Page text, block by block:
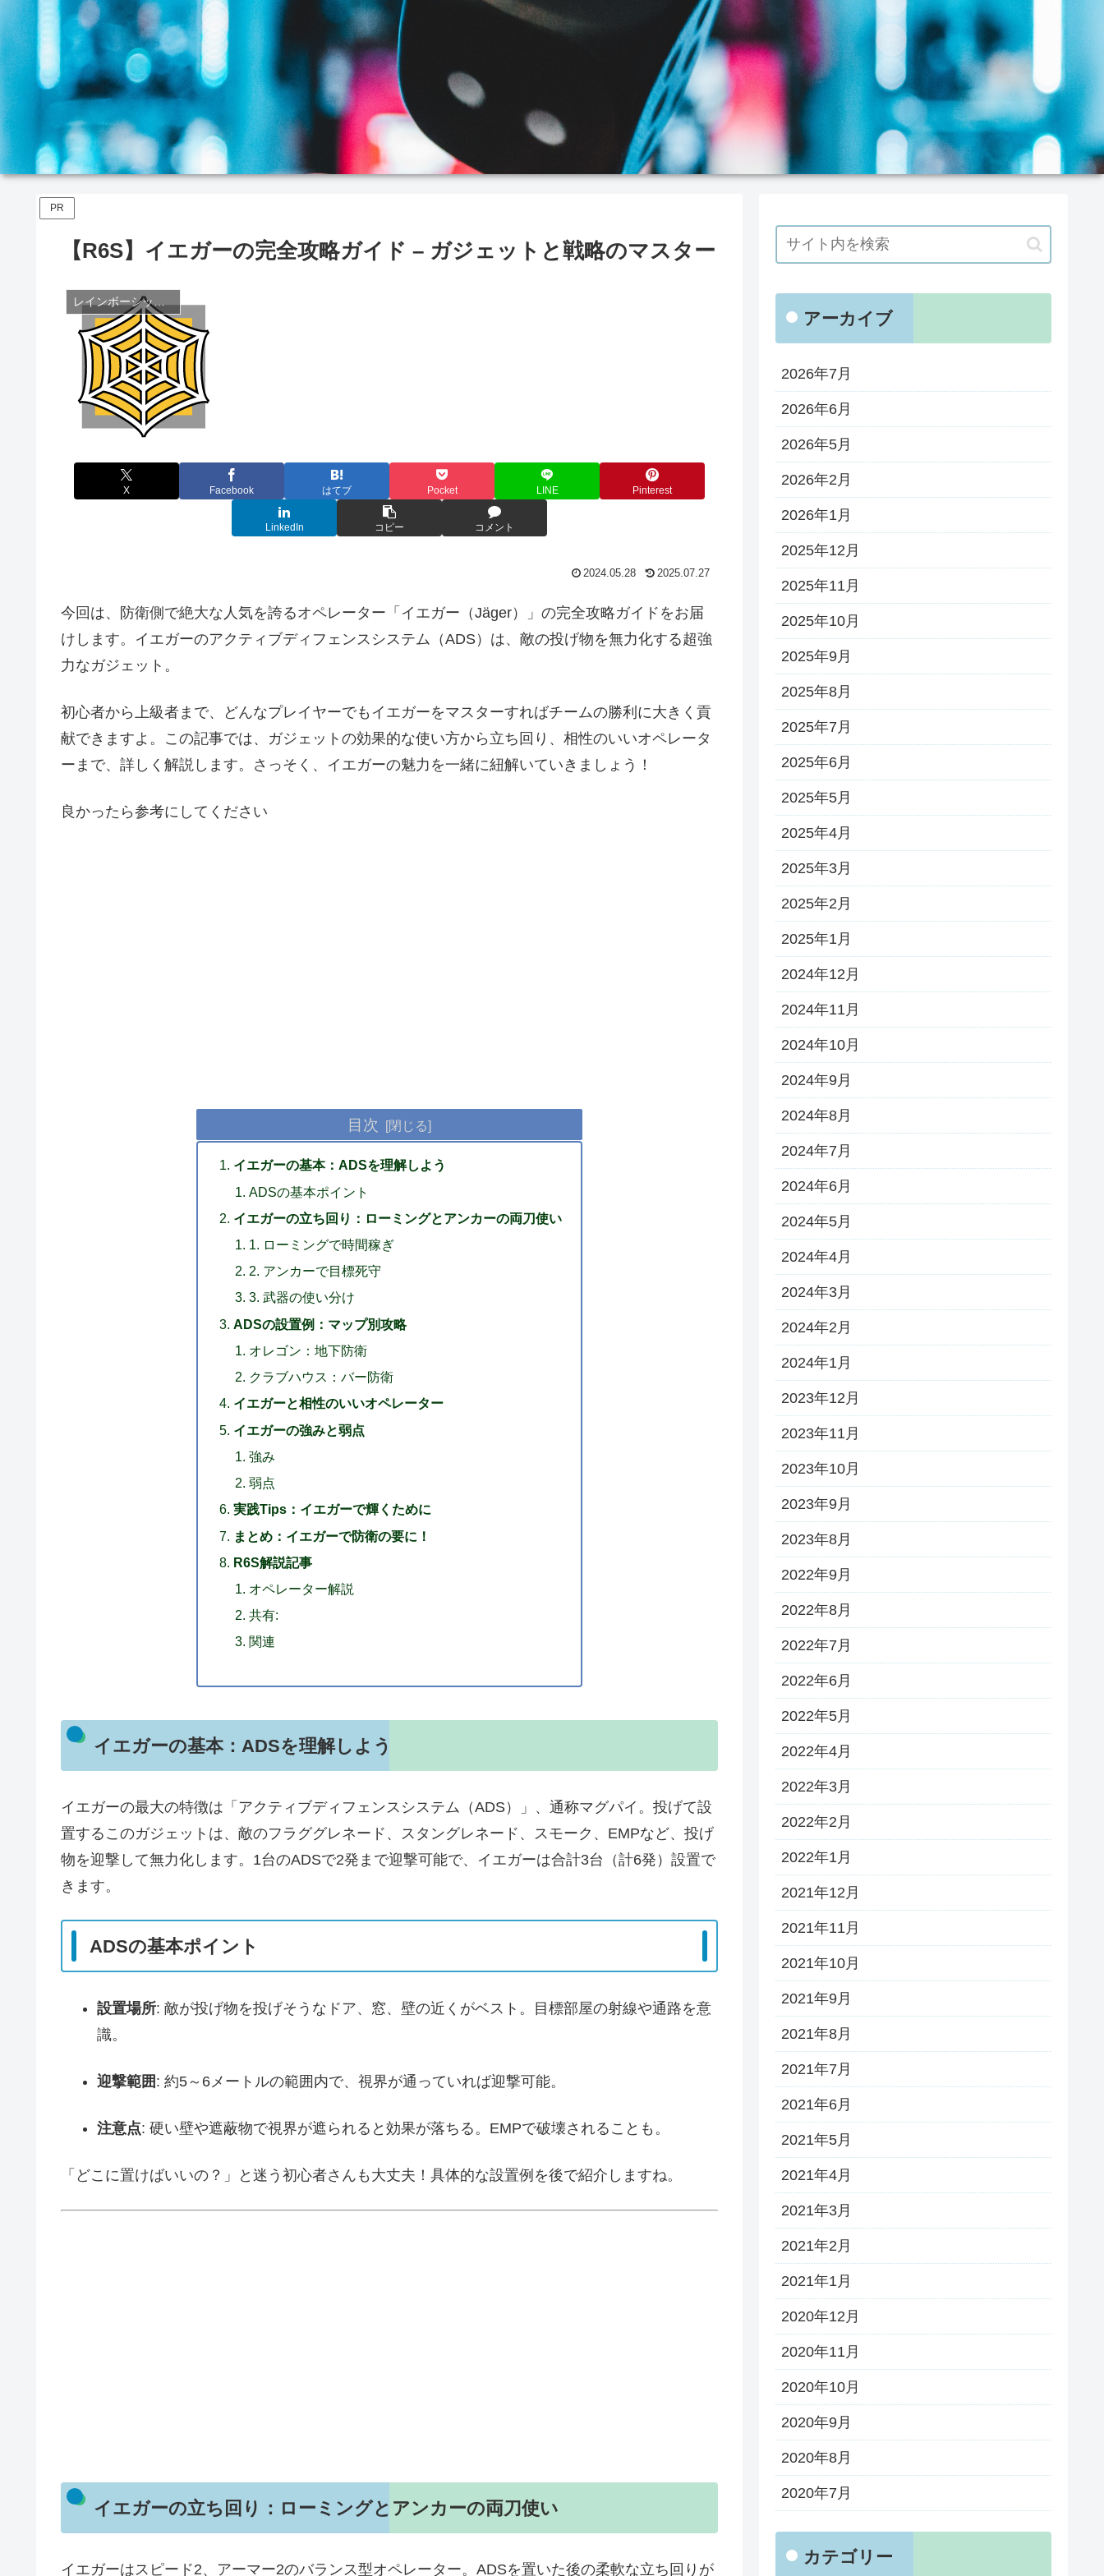
PR
【R6S】イエガーの完全攻略ガイド – ガジェットと戦略のマスター
X Facebook はてブ Pocket LINE Pinterest
LinkedIn コピー コメント
2024.05.28 2025.07.27
今回は、防衛側で絶大な人気を誇るオペレーター「イエガー（Jäger）」の完全攻略ガイドをお届
けします。イエガーのアクティブディフェンスシステム（ADS）は、敵の投げ物を無力化する超強
力なガジェット。
初心者から上級者まで、どんなプレイヤーでもイエガーをマスターすればチームの勝利に大きく貢
献できますよ。この記事では、ガジェットの効果的な使い方から立ち回り、相性のいいオペレータ
ーまで、詳しく解説します。さっそく、イエガーの魅力を一緒に紐解いていきましょう！
良かったら参考にしてください
目次
イエガーの基本：ADSを理解しよう
ADSの基本ポイント
イエガーの立ち回り：ローミングとアンカーの両刀使い
1. ローミングで時間稼ぎ
2. アンカーで目標死守
3. 武器の使い分け
ADSの設置例：マップ別攻略
オレゴン：地下防衛
クラブハウス：バー防衛
イエガーと相性のいいオペレーター
イエガーの強みと弱点
強み
弱点
実践Tips：イエガーで輝くために
まとめ：イエガーで防衛の要に！
R6S解説記事
オペレーター解説
共有:
関連
イエガーの基本：ADSを理解しよう
イエガーの最大の特徴は「アクティブディフェンスシステム（ADS）」、通称マグパイ。投げて設
置するこのガジェットは、敵のフラググレネード、スタングレネード、スモーク、EMPなど、投げ
物を迎撃して無力化します。1台のADSで2発まで迎撃可能で、イエガーは合計3台（計6発）設置で
きます。
ADSの基本ポイント
設置場所: 敵が投げ物を投げそうなドア、窓、壁の近くがベスト。目標部屋の射線や通路を意
識。
迎撃範囲 : 約5～6メートルの範囲内で、視界が通っていれば迎撃可能。
注意点: 硬い壁や遮蔽物で視界が遮られると効果が落ちる。EMPで破壊されることも。
「どこに置けばいいの？」と迷う初心者さんも大丈夫！具体的な設置例を後で紹介しますね。
イエガーの立ち回り：ローミングとアンカーの両刀使い
イエガーはスピード2、アーマー2のバランス型オペレーター。ADSを置いた後の柔軟な立ち回りが
アーカイブ
2026年7月
2026年6月
2026年5月
2026年2月
2026年1月
2025年12月
2025年11月
2025年10月
2025年9月
2025年8月
2025年7月
2025年6月
2025年5月
2025年4月
2025年3月
2025年2月
2025年1月
2024年12月
2024年11月
2024年10月
2024年9月
2024年8月
2024年7月
2024年6月
2024年5月
2024年4月
2024年3月
2024年2月
2024年1月
2023年12月
2023年11月
2023年10月
2023年9月
2023年8月
2022年9月
2022年8月
2022年7月
2022年6月
2022年5月
2022年4月
2022年3月
2022年2月
2022年1月
2021年12月
2021年11月
2021年10月
2021年9月
2021年8月
2021年7月
2021年6月
2021年5月
2021年4月
2021年3月
2021年2月
2021年1月
2020年12月
2020年11月
2020年10月
2020年9月
2020年8月
2020年7月
カテゴリー